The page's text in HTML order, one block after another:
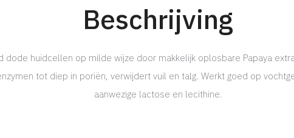
Beschrijving
dode huidcellen op milde wijze door makkelijk oplosbare Papaya
tot diep in poriën, verwijdert vuil en talg. Werkt goed op
aanwezige lactose en lecithine.